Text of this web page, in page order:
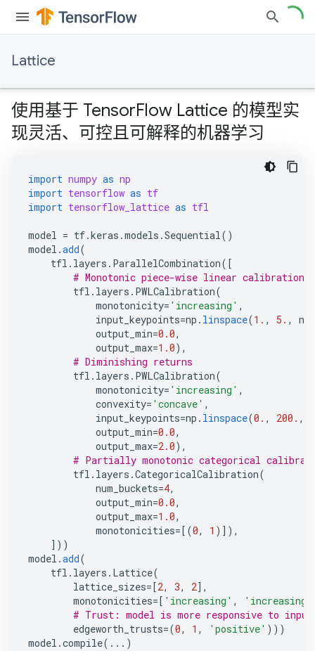
Lattice
使用基于 TensorFlow Lattice 的模型实
现灵活、可控且可解释的机器学习
import numpy as np
import tensorflow as tf
import tensorflow_lattice as tfl
model = tf.keras .models .Sequential()
model .add(
tfl . layers . ParallelCombination([
# Monotonic piece-wise linear calibration
tfl . layers . PWLCalibration(
monotonicity= 'increasing' ,
input_keypoints=np . linspace(1. , 5. ,
output_min=0.0,
output_max=1.0),
# Diminishing returns
tfl . layers . PWLCalibration(
monotonicity= 'increasing' ,
convexity= 'concave' ,
input_keypoints=np . linspace(0. , 200. ,
output_min=0.0,
output_max=2.0),
# Partially monotonic categorical
tfl . layers .CategoricalCalibration(
num_buckets=4,
output_min=0.0,
output_max=1.0,
monotonicities=[(0, 1 )]),
]))
model .add(
tfl . layers . Lattice(
lattice_sizes=[2, 3, 2],
monotonicities=[ 'increasing' , 'increasing'
# Trust: model is more responsive to
edgeworth_trusts=(0, 1 , 'positive' )))
model .compile( ... )